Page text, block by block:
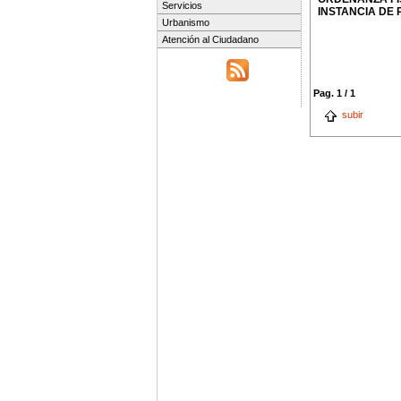
Servicios
Urbanismo
Atención al Ciudadano
INSTANCIA DE
Pag. 1 / 1
subir